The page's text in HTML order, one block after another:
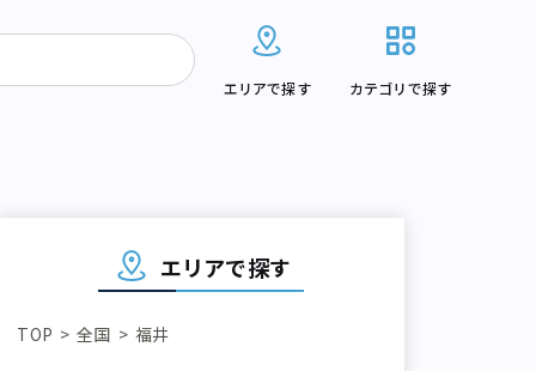
エリアで探す カテゴリで探す
エリアで探す
TOP 全国 福井